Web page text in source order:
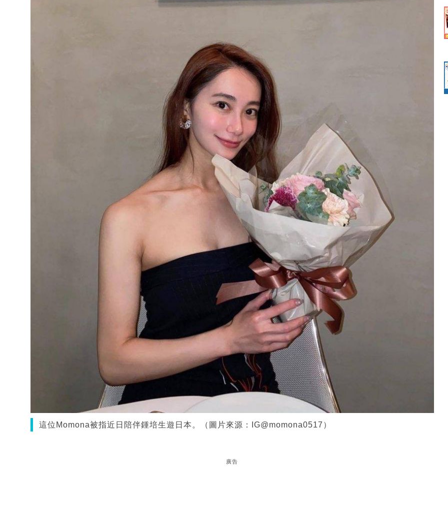
這位Momona被指近日陪伴鍾培生遊日本。（圖片來源：IG@momona0517）
廣告